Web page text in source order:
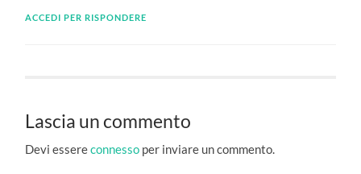
ACCEDI PER RISPONDERE
Lascia un commento
Devi essereconnesso per inviare un commento.